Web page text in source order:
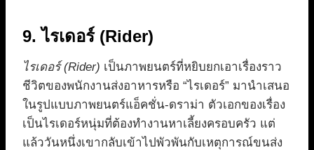
9. ไรเดอร์ (Rider)
ไรเดอร์ (Rider) เป็นภาพยนตร์ที่หยิบยกเอาเรื่องราว
ชีวิตของพนักงานส่งอาหารหรือ “ไรเดอร์” มานำเสนอ
ในรูปแบบภาพยนตร์แอ็คชั่น-ดราม่า ตัวเอกของเรื่อง
เป็นไรเดอร์หนุ่มที่ต้องทำงานหาเลี้ยงครอบครัว แต่
แล้ววันหนึ่งเขากลับเข้าไปพัวพันกับเหตุการณ์ขนส่ง